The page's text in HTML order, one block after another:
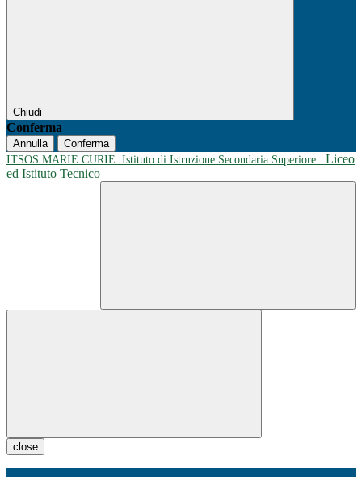
Chiudi
Conferma
Annulla
Conferma
ITSOS MARIE CURIE Istituto di Istruzione Secondaria Superiore
Liceo
ed Istituto Tecnico
close